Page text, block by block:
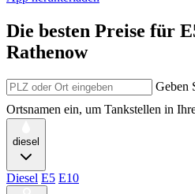
Die besten Preise für
Rathenow
Geben
Ortsnamen ein, um Tankstellen in
diesel
Diesel E5 E10